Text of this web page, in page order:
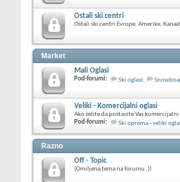
Ostali ski centri
Ostali ski centri Evrope, Amerike,
Market
Mali Oglasi
Pod-forumi: Ski oglasi,
Veliki - Komercijalni oglasi
Ako zelite da postavite Vas
Pod-forumi:
Ski oprema - veliki
Razno
Off - Topic
(Omiljena tema na forumu :))